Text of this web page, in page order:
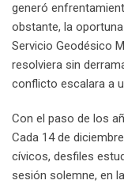
generó
obstante, la
Servicio Geodésico
resolviera sin
conflicto escalara a
Con el paso de los
Cada 14 de
cívicos, desfiles
sesión solemne, en